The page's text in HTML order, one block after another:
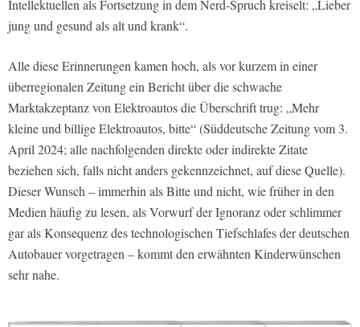
Intellektuellen als Fortsetzung in dem Nerd-Spruch kreiselt: „Lieber
jung und gesund als alt und krank“.
Alle diese Erinnerungen kamen hoch, als vor kurzem in einer
überregionalen Zeitung ein Bericht über die schwache
Marktakzeptanz von Elektroautos die Überschrift trug: „Mehr
kleine und billige Elektroautos, bitte“ (Süddeutsche Zeitung vom 3.
April 2024; alle nachfolgenden direkte oder indirekte Zitate
beziehen sich, falls nicht anders gekennzeichnet, auf diese Quelle).
Dieser Wunsch – immerhin als Bitte und nicht, wie früher in den
Medien häufig zu lesen, als Vorwurf der Ignoranz oder schlimmer
gar als Konsequenz des technologischen Tiefschlafes der deutschen
Autobauer vorgetragen – kommt den erwähnten Kinderwünschen
sehr nahe.